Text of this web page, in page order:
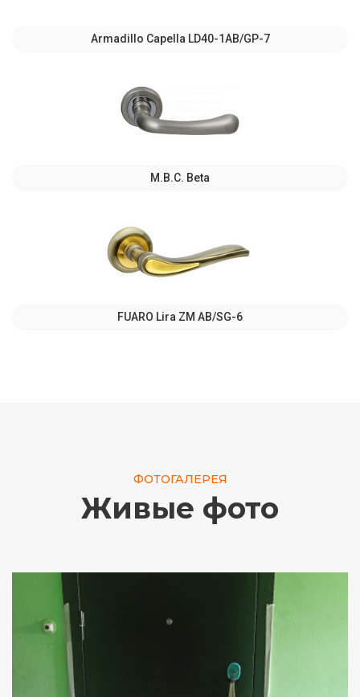
Armadillo Capella LD40-1AB/GP-7
M.B.C. Beta
FUARO Lira ZM AB/SG-6
ФОТОГАЛЕРЕЯ
Живые фото